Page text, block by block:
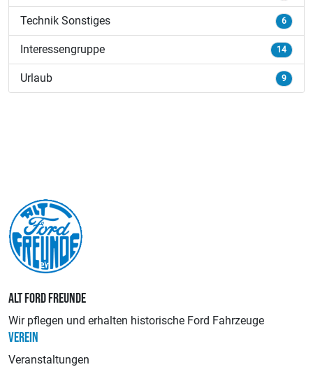
Technik Sonstiges 6
Interessengruppe 14
Urlaub 9
ALT FORD FREUNDE
Wir pflegen und erhalten historische Ford Fahrzeuge
VEREIN
Veranstaltungen